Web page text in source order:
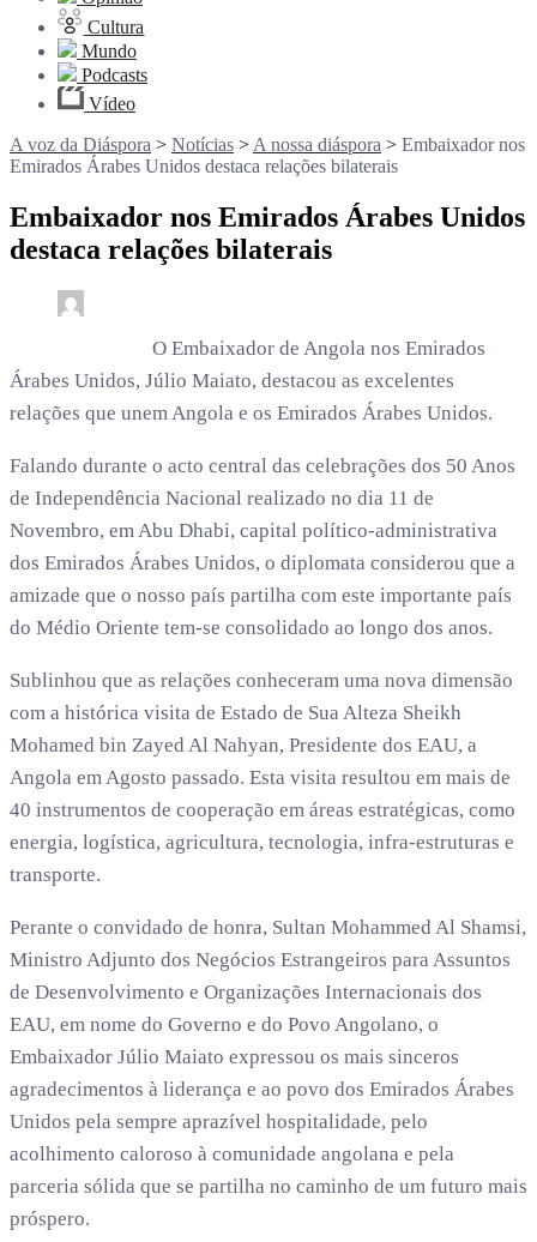
Cultura
Mundo
Podcasts
Vídeo
A voz da Diáspora > Notícias > A nossa diáspora > Embaixador nos
Emirados Árabes Unidos destaca relações bilaterais
Embaixador nos Emirados Árabes Unidos
destaca relações bilaterais
O Embaixador de Angola nos Emirados
Árabes Unidos, Júlio Maiato, destacou as excelentes
relações que unem Angola e os Emirados Árabes Unidos.
Falando durante o acto central das celebrações dos 50 Anos
de Independência Nacional realizado no dia 11 de
Novembro, em Abu Dhabi, capital político-administrativa
dos Emirados Árabes Unidos, o diplomata considerou que a
amizade que o nosso país partilha com este importante país
do Médio Oriente tem-se consolidado ao longo dos anos.
Sublinhou que as relações conheceram uma nova dimensão
com a histórica visita de Estado de Sua Alteza Sheikh
Mohamed bin Zayed Al Nahyan, Presidente dos EAU, a
Angola em Agosto passado. Esta visita resultou em mais de
40 instrumentos de cooperação em áreas estratégicas, como
energia, logística, agricultura, tecnologia, infra-estruturas e
transporte.
Perante o convidado de honra, Sultan Mohammed Al Shamsi,
Ministro Adjunto dos Negócios Estrangeiros para Assuntos
de Desenvolvimento e Organizações Internacionais dos
EAU, em nome do Governo e do Povo Angolano, o
Embaixador Júlio Maiato expressou os mais sinceros
agradecimentos à liderança e ao povo dos Emirados Árabes
Unidos pela sempre aprazível hospitalidade, pelo
acolhimento caloroso à comunidade angolana e pela
parceria sólida que se partilha no caminho de um futuro mais
próspero.